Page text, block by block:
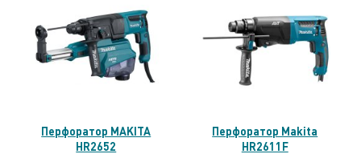
Перфоратор MAKITA
HR2652
Перфоратор Makita
HR2611F